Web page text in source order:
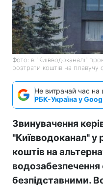
Фото: в "Київводоканалі"
розтрати коштів на плавучу
Не витрачай час на
РБК-Україна у
Звинувачення
"Київводоканал"
коштів на
водозабезпечення
безпідставними.